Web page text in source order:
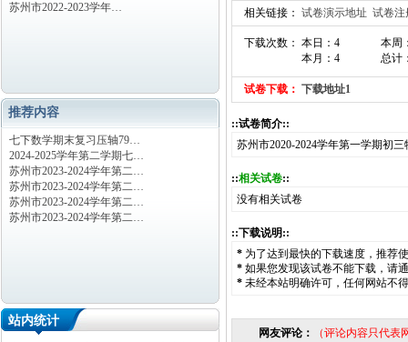
苏州市2022-2023学年…
推荐内容
七下数学期末复习压轴79…
2024-2025学年第二学期七…
苏州市2023-2024学年第二…
苏州市2023-2024学年第二…
苏州市2023-2024学年第二…
苏州市2023-2024学年第二…
站内统计
相关链接： 试卷演示地址 试卷注
下载次数： 本日：4
本月：4
本周
总计
试卷下载： 下载地址1
::试卷简介::
苏州市2020-2024学年第一学期初
::相关试卷::
没有相关试卷
::下载说明::
* 为了达到最快的下载速度，推荐
* 如果您发现该试卷不能下载，请
* 未经本站明确许可，任何网站不
网友评论： （评论内容只代